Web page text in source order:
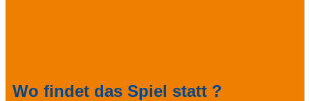
Wo findet das Spiel statt ?